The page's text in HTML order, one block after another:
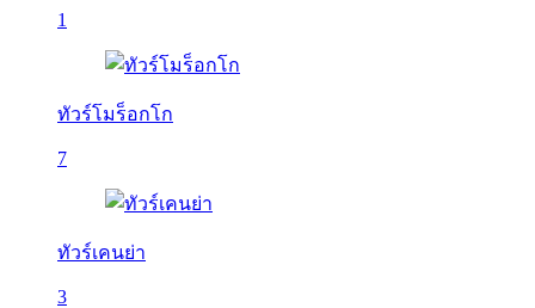
1
ทัวร์โมร็อกโก
7
ทัวร์เคนย่า
3